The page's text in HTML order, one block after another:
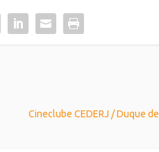
Cineclube CEDERJ / Duque